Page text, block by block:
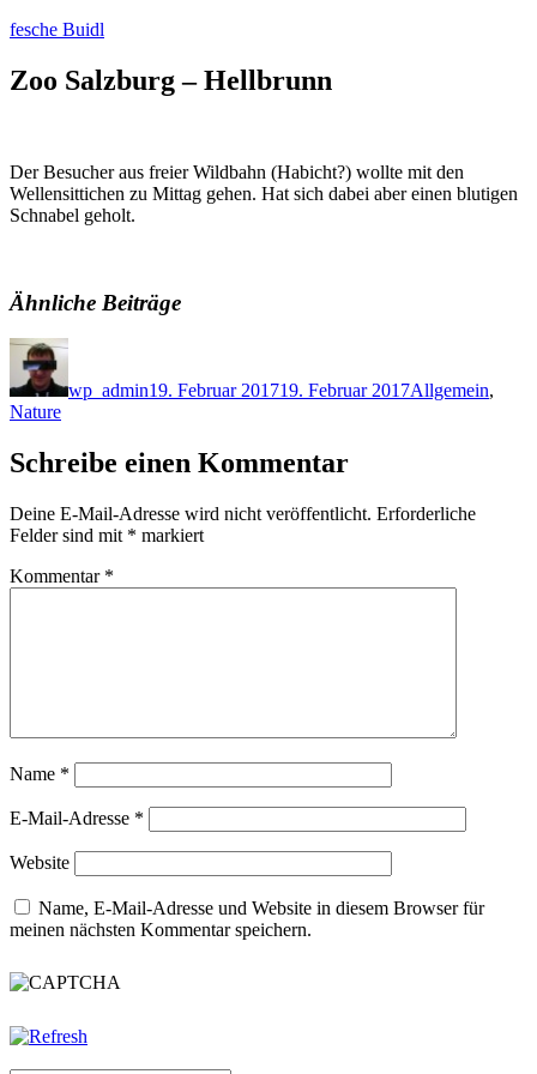
Zum
springen
fesche Buidl
Zoo Salzburg – Hellbrunn
Der Besucher aus freier Wildbahn (Habicht?) wollte mit den
Wellensittichen zu Mittag gehen. Hat sich dabei aber einen blutigen
Schnabel geholt.
Ähnliche Beiträge
Autor
wp_admin19. Februar 201719. Februar 2017Allgemein,
Nature
Schreibe einen Kommentar
Deine E-Mail-Adresse wird nicht veröffentlicht. Erforderliche
Felder sind mit * markiert
Kommentar *
Name *
E-Mail-Adresse *
Website
Name, E-Mail-Adresse und Website in diesem Browser für
meinen nächsten Kommentar speichern.